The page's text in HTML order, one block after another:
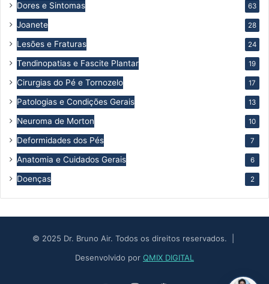
Dores e Sintomas 63
Joanete 28
Lesões e Fraturas 24
Tendinopatias e Fascite Plantar 19
Cirurgias do Pé e Tornozelo 17
Patologias e Condições Gerais 13
Neuroma de Morton 10
Deformidades dos Pés 7
Anatomia e Cuidados Gerais 6
Doenças 2
© 2025 Dr. Bruno Air. Todos os direitos reservados. |
Desenvolvido por QMIX DIGITAL